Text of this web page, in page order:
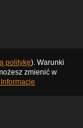
politykę). Warunki
zmienić w